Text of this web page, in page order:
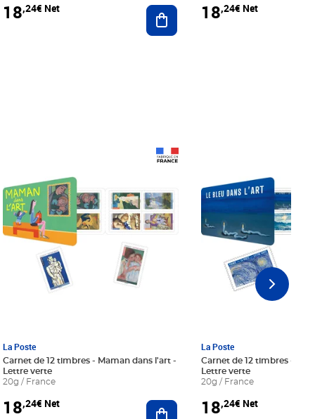
au panier
18,24€ Net Ajouter au panier
18,24€ Net
au panier
La Poste
Carnet de 12 timbres - Maman dans l'art -
Lettre verte
20g / France
18,24€ Net Ajouter au panier
La Poste
Carnet de 12 timbres - Le
Lettre verte
20g / France
18,24€ Net